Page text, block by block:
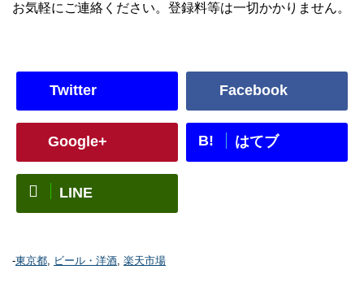
お気軽にご連絡ください。登録料等は一切かかりません。
Twitter Facebook
Google+ B! はてブ
LINE
-東京都, ビール・洋酒, 楽天市場